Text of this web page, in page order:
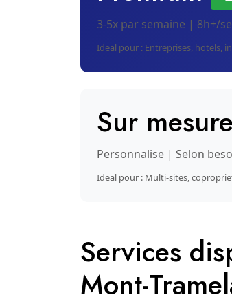
3-5x par semaine | 8h+/
Ideal pour : Entreprises, hotels,
Sur mesure
Personnalise | Selon
Ideal pour : Multi-sites,
Services
Mont-